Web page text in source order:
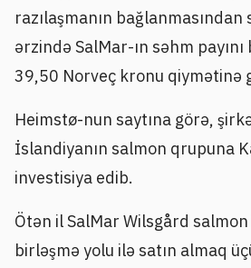
razılaşmanın
ərzində SalMar-ın səhm
39,50 Norveç kronu qiymətinə
Heimstø-nun saytına görə,
İslandiyanın salmon qrupuna
investisiya edib.
Ötən il SalMar Wilsgård salmon
birləşmə yolu ilə satın almaq